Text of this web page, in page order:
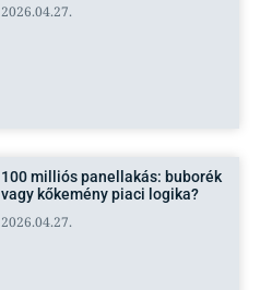
2026.04.27.
100 milliós panellakás: buborék
vagy kőkemény piaci logika?
2026.04.27.